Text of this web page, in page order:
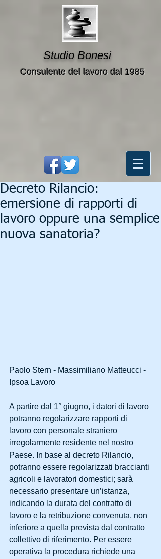
Studio Bonesi
Consulente del lavoro dal 1985
Decreto Rilancio:
emersione di rapporti di
lavoro oppure una semplice
nuova sanatoria?
Paolo Stern - Massimiliano Matteucci -
Ipsoa Lavoro
A partire dal 1° giugno, i datori di lavoro
potranno regolarizzare rapporti di
lavoro con personale straniero
irregolarmente residente nel nostro
Paese. In base al decreto Rilancio,
potranno essere regolarizzati braccianti
agricoli e lavoratori domestici; sarà
necessario presentare un’istanza,
indicando la durata del contratto di
lavoro e la retribuzione convenuta, non
inferiore a quella prevista dal contratto
collettivo di riferimento. Per essere
operativa la procedura richiede una